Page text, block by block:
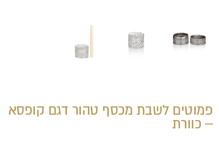
פמוטים לשבת מכסף טהור דגם קופסא
– כוורת